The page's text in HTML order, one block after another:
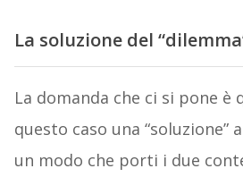
La soluzione del
La domanda che ci si pone è
questo caso una “soluzione”
un modo che porti i due